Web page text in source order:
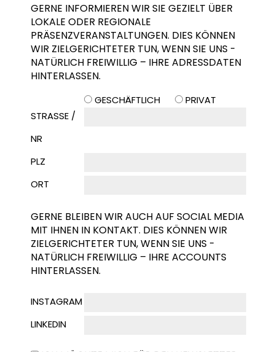
GERNE INFORMIEREN WIR SIE GEZIELT ÜBER
LOKALE ODER REGIONALE
PRÄSENZVERANSTALTUNGEN. DIES KÖNNEN
WIR ZIELGERICHTETER TUN, WENN SIE UNS -
NATÜRLICH FREIWILLIG – IHRE ADRESSDATEN
HINTERLASSEN.
GESCHÄFTLICH
PRIVAT
STRASSE / N
R
PLZ
ORT
GERNE BLEIBEN WIR AUCH AUF SOCIAL MEDIA
MIT IHNEN IN KONTAKT. DIES KÖNNEN WIR
ZIELGERICHTETER TUN, WENN SIE UNS -
NATÜRLICH FREIWILLIG – IHRE ACCOUNTS
HINTERLASSEN.
INSTAGRAM
LINKEDIN